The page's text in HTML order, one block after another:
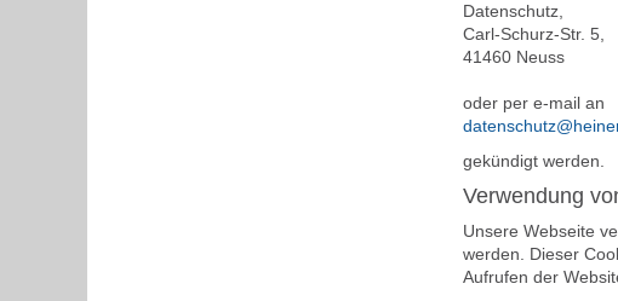
Datenschutz,
Carl-Schurz-Str. 5,
41460 Neuss
oder per e-mail an
gekündigt werden.
Verwendung
Unsere Webseite
werden. Dieser
Aufrufen der